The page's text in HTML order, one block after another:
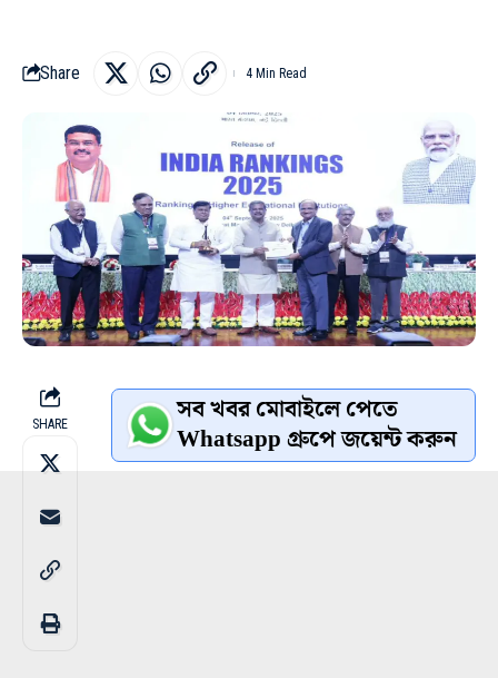
Share 4 Min Read
SHARE সব খবর মোবাইলে পেতে
Whatsapp গ্রুপে জয়েন্ট করুন